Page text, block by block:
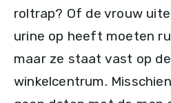
roltrap? Of de vrouw
urine op heeft moeten
maar ze staat vast op
winkelcentrum.